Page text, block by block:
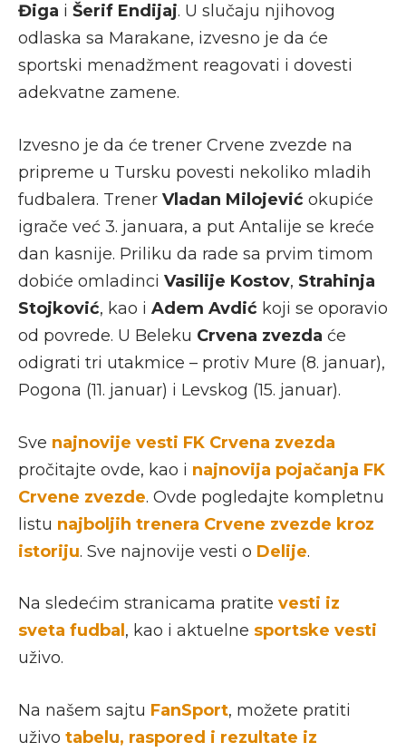
Điga i Šerif Endijaj. U slučaju njihovog
odlaska sa Marakane, izvesno je da će
sportski menadžment reagovati i dovesti
adekvatne zamene.
Izvesno je da će trener Crvene zvezde na
pripreme u Tursku povesti nekoliko mladih
fudbalera. Trener Vladan Milojević okupiće
igrače već 3. januara, a put Antalije se kreće
dan kasnije. Priliku da rade sa prvim timom
dobiće omladinci Vasilije Kostov, Strahinja
Stojković, kao i Adem Avdić koji se oporavio
od povrede. U Beleku Crvena zvezda će
odigrati tri utakmice – protiv Mure (8. januar),
Pogona (11. januar) i Levskog (15. januar).
Sve najnovije vesti FK Crvena zvezda
pročitajte ovde, kao i najnovija pojačanja FK
Crvene zvezde. Ovde pogledajte kompletnu
listu najboljih trenera Crvene zvezde kroz
istoriju. Sve najnovije vesti o Delije.
Na sledećim stranicama pratite vesti iz
sveta fudbal, kao i aktuelne sportske vesti
uživo.
Na našem sajtu FanSport, možete pratiti
uživo tabelu, raspored i rezultate iz